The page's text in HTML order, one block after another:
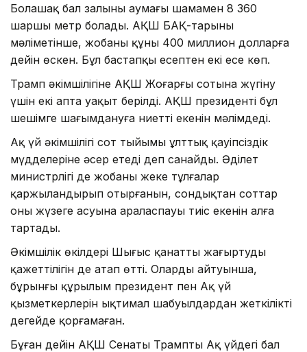
Болашақ бал залының аумағы шамамен 8 360
шаршы метр болады. АҚШ БАҚ-тарының
мәліметінше, жобаның құны 400 миллион долларға
дейін өскен. Бұл бастапқы есептен екі есе көп.
Трамп әкімшілігіне АҚШ Жоғарғы сотына жүгіну
үшін екі апта уақыт берілді. АҚШ президенті бұл
шешімге шағымдануға ниетті екенін мәлімдеді.
Ақ үй әкімшілігі сот тыйымы ұлттық қауіпсіздік
мүдделеріне әсер етеді деп санайды. Әділет
министрлігі де жобаны жеке тұлғалар
қаржыландырып отырғанын, сондықтан соттар
оның жүзеге асуына араласпауы тиіс екенін алға
тартады.
Әкімшілік өкілдері Шығыс қанатты жаңғыртудың
қажеттілігін де атап өтті. Олардың айтуынша,
бұрынғы құрылым президент пен Ақ үй
қызметкерлерін ықтимал шабуылдардан жеткілікті
деңгейде қорғамаған.
Бұған дейін АҚШ Сенаты Трамптың Ақ үйдегі бал